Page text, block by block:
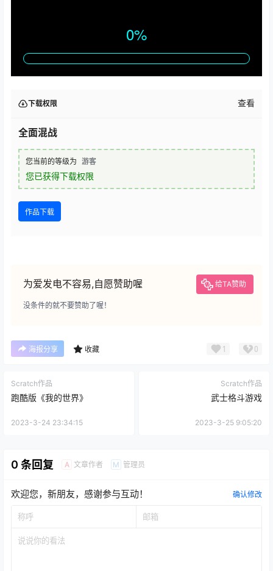
下载权限 查看
全面混战
您当前的等级为 游客
您已获得下载权限
作品下载
为爱发电不容易,自愿赞助喔 给TA赞助
没条件的就不要赞助了喔！
海报分享 收藏 1 0
Scratch作品
跑酷版《我的世界》
2023-3-24 23:34:15
Scratch作品
武士格斗游戏
2023-3-25 9:05:20
0 条回复 A 文章作者 M 管理员
欢迎您，新朋友，感谢参与互动！ 确认修改